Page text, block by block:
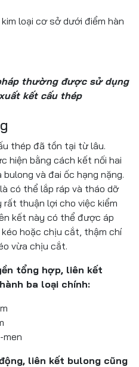
loại cơ sở dưới điểm hàn
thường được sử dụng
kết cấu thép
thép đã tồn tại từ lâu.
hiện bằng cách kết nối hai
và đai ốc hạng nặng.
có thể lắp ráp và tháo dỡ
thuận lợi cho việc kiểm
kết này có thể được áp
hoặc chịu cắt, thậm chí
vừa chịu cắt.
tổng hợp, liên kết
ba loại chính:
men
liên kết bulong cũng